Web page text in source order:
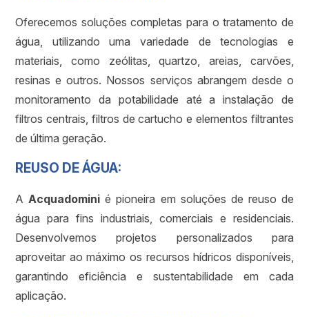
Oferecemos soluções completas para o tratamento de
água, utilizando uma variedade de tecnologias e
materiais, como zeólitas, quartzo, areias, carvões,
resinas e outros. Nossos serviços abrangem desde o
monitoramento da potabilidade até a instalação de
filtros centrais, filtros de cartucho e elementos filtrantes
de última geração.
REUSO DE ÁGUA:
AAcquadomini é pioneira em soluções de reuso de
água para fins industriais, comerciais e residenciais.
Desenvolvemos projetos personalizados para
aproveitar ao máximo os recursos hídricos disponíveis,
garantindo eficiência e sustentabilidade em cada
aplicação.